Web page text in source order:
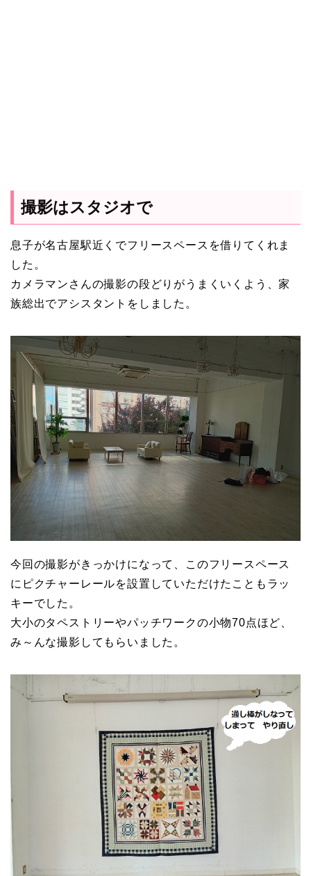
撮影はスタジオで
息子が名古屋駅近くでフリースペースを借りてくれま
した。
カメラマンさんの撮影の段どりがうまくいくよう、家
族総出でアシスタントをしました。
今回の撮影がきっかけになって、このフリースペース
にピクチャーレールを設置していただけたこともラッ
キーでした。
大小のタペストリーやパッチワークの小物70点ほど、
み～んな撮影してもらいました。